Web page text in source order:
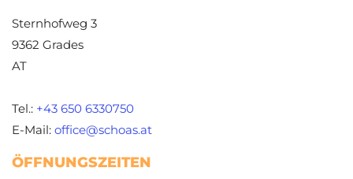
Sternhofweg 3
9362 Grades
AT
Tel.: +43 650 6330750
E-Mail: office@schoas.at
ÖFFNUNGSZEITEN